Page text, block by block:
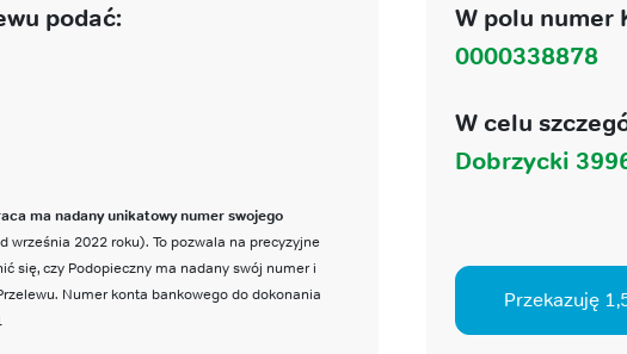
podać:
ma nadany unikatowy numer swojego
września 2022 roku). To pozwala na precyzyjne
się, czy Podopieczny ma nadany swój numer i
Numer konta bankowego do dokonania
W polu numer
0000338878
W celu
Dobrzycki
Przekazuję